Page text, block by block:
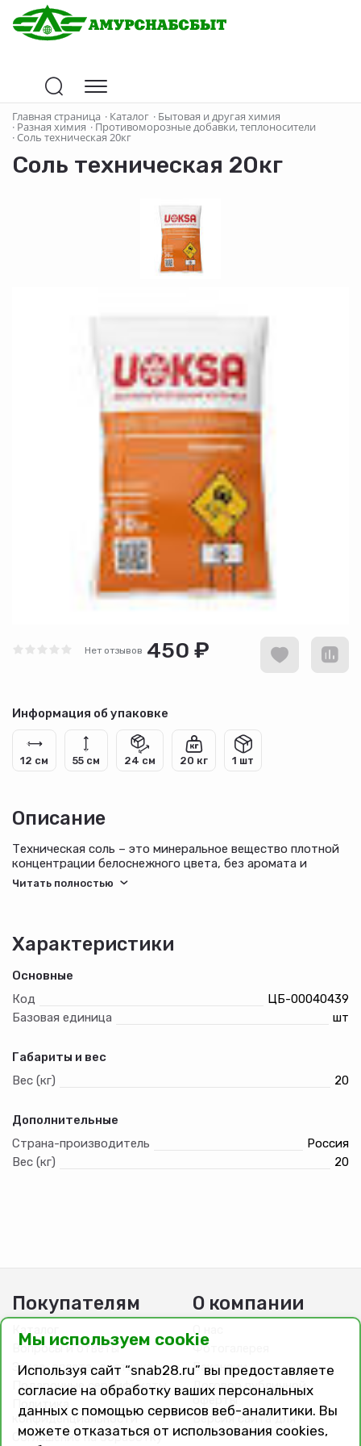
Главная страница · Каталог · Бытовая и другая химия
· Разная химия · Противоморозные добавки, теплоносители
·Соль техническая 20кг
Соль техническая 20кг
Нет отзывов 450 ₽
Информация об упаковке
12 см 55 см 24 см 20 кг 1 шт
Описание
Техническая соль – это минеральное вещество плотной
концентрации белоснежного цвета, без аромата и
стороннего привкуса, не взрывоопасно и не токсично.
Главные сферы применения:
присыпка дорог;
водоподготовка;
хим. индустрия.
Характеристики
Основные
Код
ЦБ-00040439
Базовая единица
шт
Габариты и вес
Вес (кг)
20
Дополнительные
Страна-производитель
Россия
Вес (кг)
20
Покупателям
Каталог
Вопросы и ответы
Заказ, оплата, доставка
Подарочные сертификаты
конфиденциальности
Соглашение на обработку
О компании
О нас
Фотогалерея
Вакансии
Договор публичной
оферты
Версия сайта для
слабовидящих
Мы используем cookie
Используя сайт “snab28.ru” вы предоставляете
согласие на обработку ваших персональных
данных с помощью сервисов веб-аналитики. Вы
можете отказаться от использования cookies,